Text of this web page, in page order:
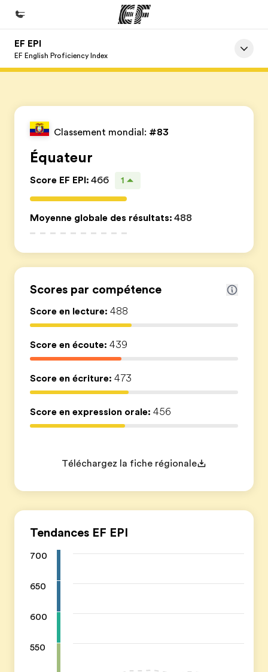
Accueil
Trouver un bureau
A propos de nous
EF recrute
Rejoignez nos équipes
EF EPI
EF English Proficiency Index
Classement mondial: #83
Équateur
Score EF EPI: 466 1
Moyenne globale des résultats: 488
Scores par compétence
Score en lecture: 488
Score en écoute: 439
Score en écriture: 473
Score en expression orale: 456
Téléchargez la fiche régionale
Tendances EF EPI
700
650
600
550